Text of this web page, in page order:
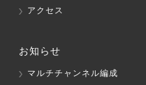
アクセス
お知らせ
マルチチャンネル編成